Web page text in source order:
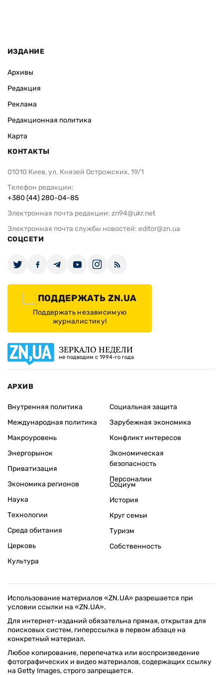
ИЗДАНИЕ
Архивы
Редакция
Реклама
Редакционная политика
Карта
КОНТАКТЫ
01010 Киев, ул. Князей Острожских, 19/1
Телефон редакции:
+380 (44) 280-04-85
Электронная почта редакции: zn94@ukr.net
Электронная почта службы новостей: editor@zn.ua
СОЦСЕТИ
ПОДДЕРЖАТЬ ZN.UA
Поддержать независимую
журналистику!
ЗЕРКАЛО НЕДЕЛИ
не подводим с 1994-го года
АРХИВ
Внутренняя политика
Международная политика
Макроуровень
Энергорынок
Приватизация
Экономика регионов
Социальная защита
Зарубежная экономика
Конфликт интересов
Экономическая
безопасность
Персоналии
Наука
Технологии
Среда обитания
Церковь
Культура
Социум
История
Круг семьи
Туризм
Собственность
Использование материалов «ZN.UA» разрешается при
условии ссылки на «ZN.UA».
Для интернет-изданий обязательна прямая, открытая для
поисковых систем, гиперссылка в первом абзаце на
конкретный материал.
Любое копирование, перепечатка или воспроизведение
фотографических и видео материалов, содержащих ссылку
на Getty Images, строго запрещается.